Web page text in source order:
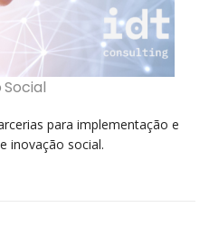
para implementação e
inovação social.